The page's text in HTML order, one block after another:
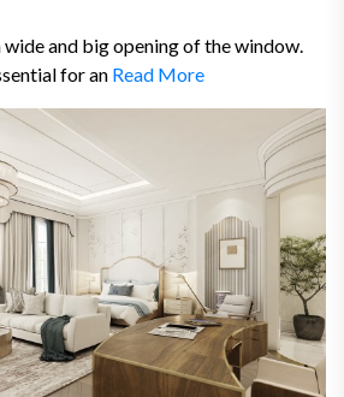
wide and big opening of the window.
for an Read More